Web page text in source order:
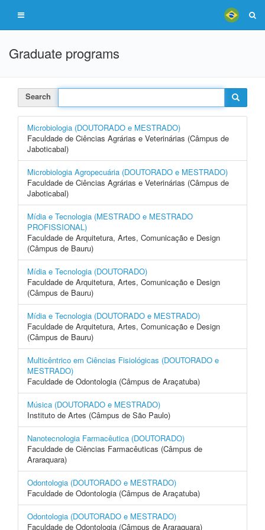
Graduate programs
Search
Microbiologia (DOUTORADO e MESTRADO)
Faculdade de Ciências Agrárias e Veterinárias (Câmpus de
Jaboticabal)
Microbiologia Agropecuária (DOUTORADO e MESTRADO)
Faculdade de Ciências Agrárias e Veterinárias (Câmpus de
Jaboticabal)
Mídia e Tecnologia (MESTRADO e MESTRADO
PROFISSIONAL)
Faculdade de Arquitetura, Artes, Comunicação e Design
(Câmpus de Bauru)
Mídia e Tecnologia (DOUTORADO)
Faculdade de Arquitetura, Artes, Comunicação e Design
(Câmpus de Bauru)
Mídia e Tecnologia (DOUTORADO e MESTRADO)
Faculdade de Arquitetura, Artes, Comunicação e Design
(Câmpus de Bauru)
Multicêntrico em Ciências Fisiológicas (DOUTORADO e
MESTRADO)
Faculdade de Odontologia (Câmpus de Araçatuba)
Música (DOUTORADO e MESTRADO)
Instituto de Artes (Câmpus de São Paulo)
Nanotecnologia Farmacêutica (DOUTORADO)
Faculdade de Ciências Farmacêuticas (Câmpus de
Araraquara)
Odontologia (DOUTORADO e MESTRADO)
Faculdade de Odontologia (Câmpus de Araçatuba)
Odontologia (DOUTORADO e MESTRADO)
Faculdade de Odontologia (Câmpus de Araraquara)